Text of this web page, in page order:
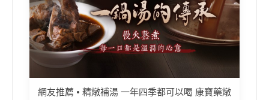
網友推薦 • 精燉補湯 一年四季都可以喝 康寶藥燉